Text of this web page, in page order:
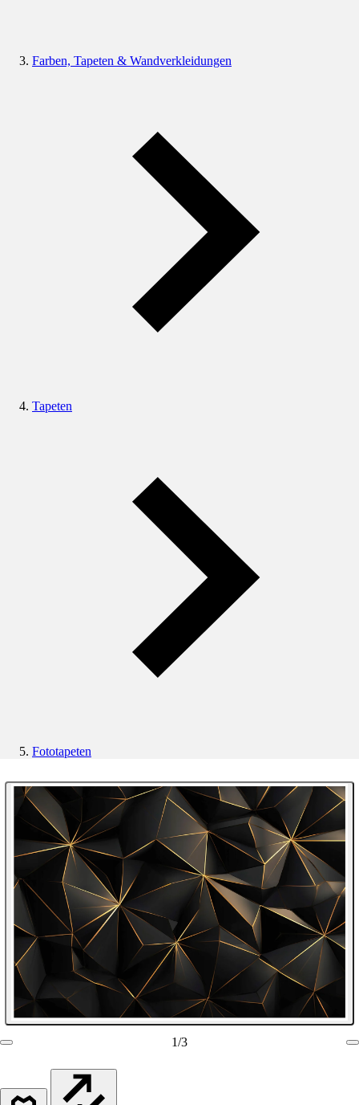
Farben, Tapeten & Wandverkleidungen
Tapeten
Fototapeten
1/3